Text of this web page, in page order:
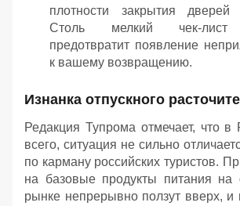
плотности закрытия дверей
Столь мелкий чек-лист
предотвратит появление
к вашему возвращению.
Изнанка отпускного
Редакция Тупрома отмечает, что в
всего, ситуация не сильно
по карману российских туристов.
на базовые продукты питания на
рынке непрерывно ползут вверх,